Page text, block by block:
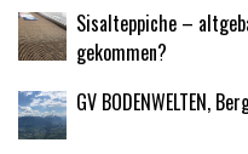
Sisalteppiche –
gekommen?
GV BODENWELTEN,